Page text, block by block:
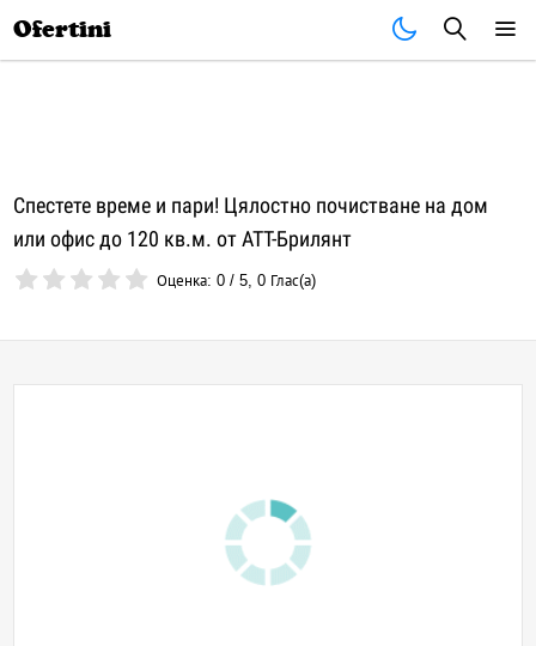
Ofertini
Спестете време и пари! Цялостно почистване на дом
или офис до 120 кв.м. от АТТ-Брилянт
Оценка:0 /5,0 Глас(а)